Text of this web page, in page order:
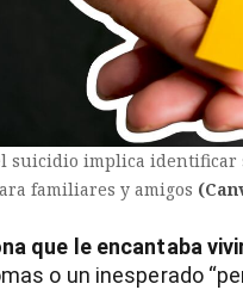
suicidio implica identificar
familiares y amigos
que le encantaba
o un inesperado